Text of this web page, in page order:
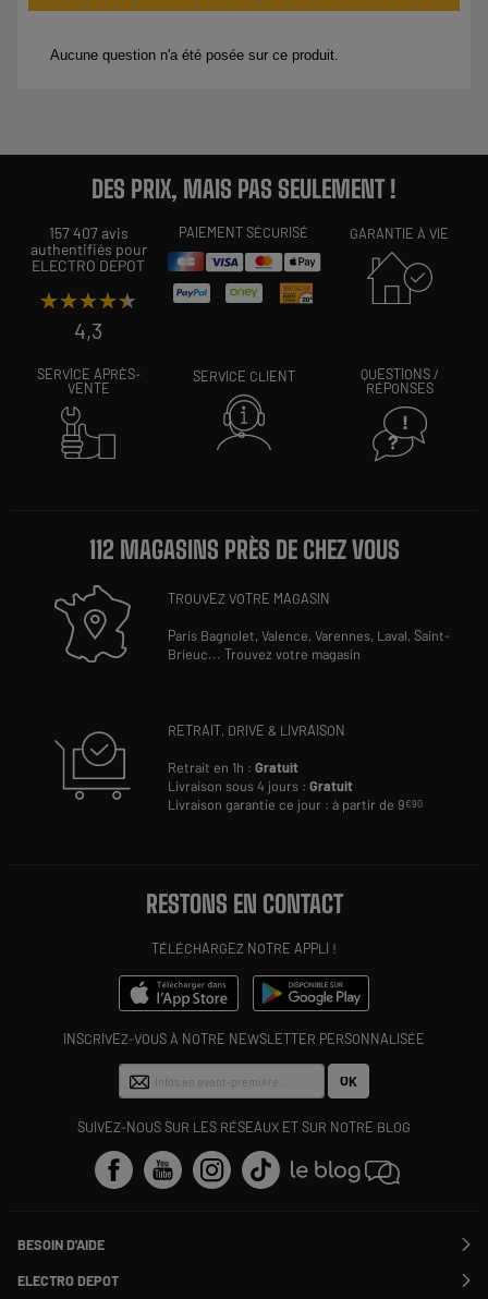
DES PRIX, MAIS PAS SEULEMENT !
157 407 avis
authentifiés pour
ELECTRO DEPOT
★★★★★
★★★★★
4,3
PAIEMENT SÉCURISÉ GARANTIE À VIE
SERVICE APRÈS-
VENTE
SERVICE CLIENT
QUESTIONS /
RÉPONSES
112 MAGASINS PRÈS DE CHEZ VOUS
TROUVEZ VOTRE MAGASIN
Paris Bagnolet,Valence,Varennes, Laval,Saint-
Brieuc...Trouvez votre magasin
RETRAIT, DRIVE & LIVRAISON
Retrait en 1h :Gratuit
Livraison sous 4 jours :Gratuit
Livraison garantie ce jour : à partir de 9€90
RESTONS EN CONTACT
TÉLÉCHARGEZ NOTRE APPLI !
INSCRIVEZ-VOUS À NOTRE NEWSLETTER PERSONNALISÉE
OK
SUIVEZ-NOUS SUR LES RÉSEAUX ET SUR NOTRE BLOG
BESOIN D'AIDE
Suivre ma commande
ELECTRO DEPOT